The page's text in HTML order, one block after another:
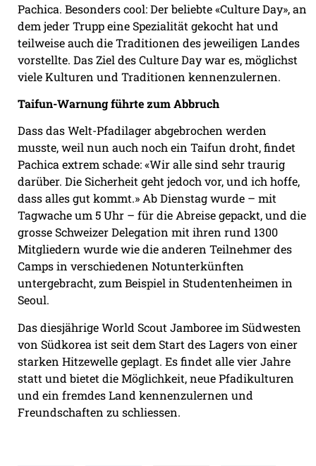
Pachica. Besonders cool: Der beliebte «Culture Day», an
dem jeder Trupp eine Spezialität gekocht hat und
teilweise auch die Traditionen des jeweiligen Landes
vorstellte. Das Ziel des Culture Day war es, möglichst
viele Kulturen und Traditionen kennenzulernen.
Taifun-Warnung führte zum Abbruch
Dass das Welt-Pfadilager abgebrochen werden
musste, weil nun auch noch ein Taifun droht, findet
Pachica extrem schade: «Wir alle sind sehr traurig
darüber. Die Sicherheit geht jedoch vor, und ich hoffe,
dass alles gut kommt.» Ab Dienstag wurde – mit
Tagwache um 5 Uhr – für die Abreise gepackt, und die
grosse Schweizer Delegation mit ihren rund 1300
Mitgliedern wurde wie die anderen Teilnehmer des
Camps in verschiedenen Notunterkünften
untergebracht, zum Beispiel in Studentenheimen in
Seoul.
Das diesjährige World Scout Jamboree im Südwesten
von Südkorea ist seit dem Start des Lagers von einer
starken Hitzewelle geplagt. Es findet alle vier Jahre
statt und bietet die Möglichkeit, neue Pfadikulturen
und ein fremdes Land kennenzulernen und
Freundschaften zu schliessen.